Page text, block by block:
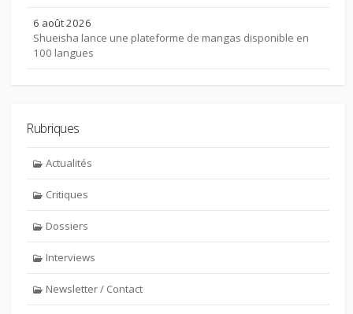
6 août 2026
Shueisha lance une plateforme de mangas disponible en
100 langues
Rubriques
Actualités
Critiques
Dossiers
Interviews
Newsletter / Contact